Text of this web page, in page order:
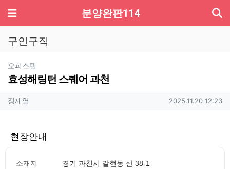
메뉴 분양완판114
구인구직
오피스텔
효성해링턴 스퀘어 과천
작성자 정보
정재열 작성일
2025.11.20 12:23
현장안내
소재지 경기 과천시 갈현동 산 38-1